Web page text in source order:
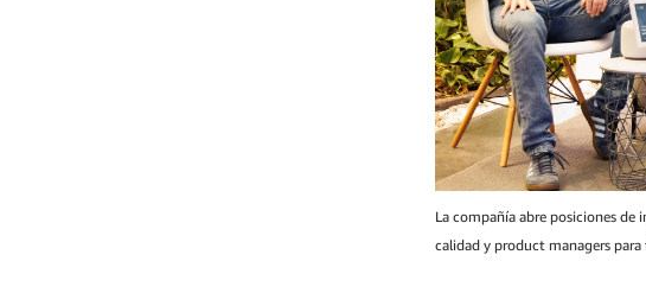
La compañía abre posiciones
calidad y product managers